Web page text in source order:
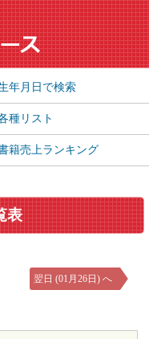
表
翌日 (01月26日) へ
年月日で検索
種リスト
籍売上ランキング